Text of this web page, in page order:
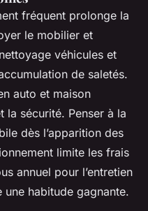
fréquent prolonge la
le mobilier et
véhicules et
de saletés.
auto et maison
la sécurité. Penser à la
dès l’apparition des
limite les frais
annuel pour l’entretien
habitude gagnante.